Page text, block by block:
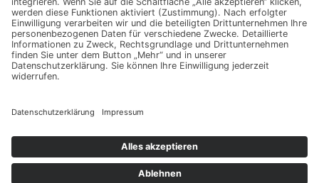
Gut zu wissen
iPad und iPod
iPhone
OSX